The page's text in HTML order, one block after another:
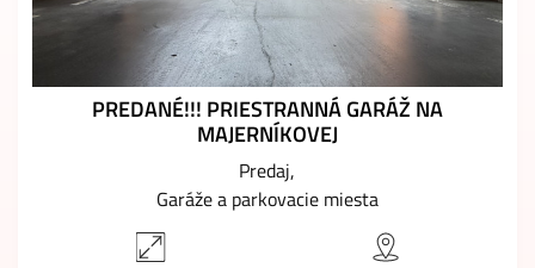
PREDANÉ!!! PRIESTRANNÁ GARÁŽ NA
MAJERNÍKOVEJ
Predaj
Garáže a parkovacie miesta